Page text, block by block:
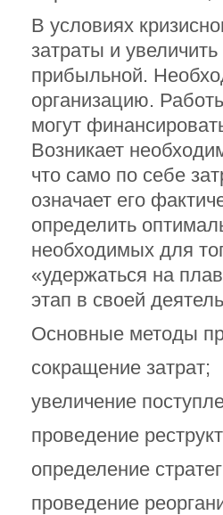
В условиях
затраты и
прибыльной.
организацию.
могут
Возникает
что само по себе
означает его
определить
необходимых для
«удержаться на
этап в своей
Основные методы
сокращение затрат;
увеличение
проведение
определение
проведение